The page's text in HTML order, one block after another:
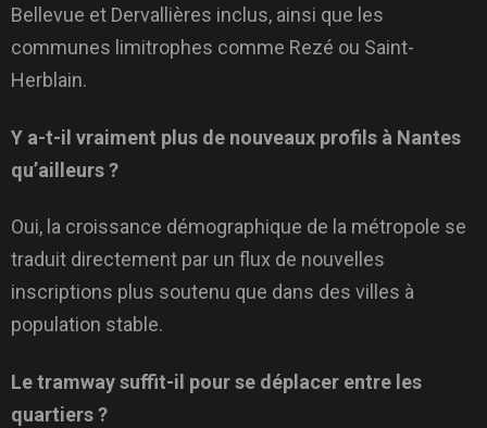
Bellevue et Dervallières inclus, ainsi que les
communes limitrophes comme Rezé ou Saint-
Herblain.
Y a-t-il vraiment plus de nouveaux profils à Nantes
qu’ailleurs ?
Oui, la croissance démographique de la métropole se
traduit directement par un flux de nouvelles
inscriptions plus soutenu que dans des villes à
population stable.
Le tramway suffit-il pour se déplacer entre les
quartiers ?